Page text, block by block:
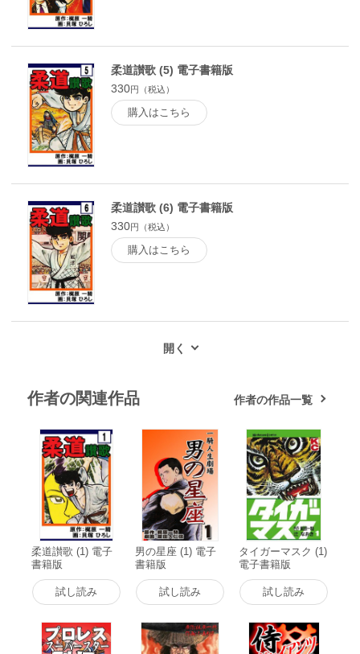
柔道讃歌 (5) 電子書籍版
330円（税込）
購入はこちら
柔道讃歌 (6) 電子書籍版
330円（税込）
購入はこちら
作者の関連作品 作者の作品一覧
柔道讃歌 (1) 電子
書籍版
試し読み
男の星座 (1) 電子
書籍版
試し読み
タイガーマスク (1)
電子書籍版
試し読み